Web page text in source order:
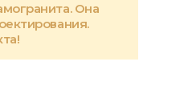
Она